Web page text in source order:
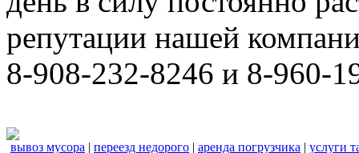
репутации нашей
8-908-232-8246 и 8-960-
вывоз мусора | переезд недорого | аренда погрузчика | услуги